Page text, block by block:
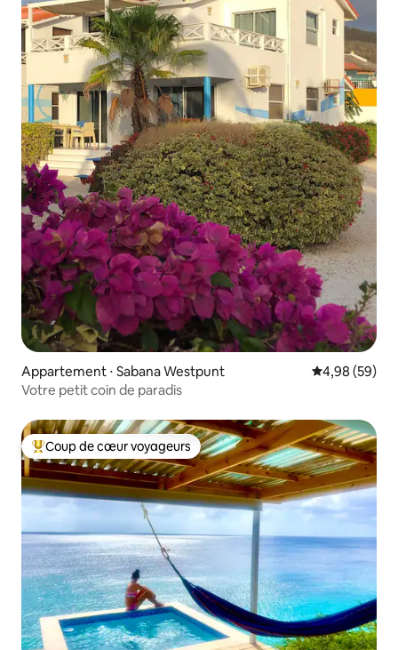
Appartement ⋅ Sabana Westpunt Évaluation
4,98 (59)
Votre petit coin de paradis
Coups de cœur voyageurs les plus appréciés
Coup de cœur voyageurs